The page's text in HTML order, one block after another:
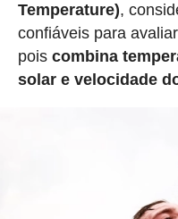
Temperature),
confiáveis para
pois combina
solar e velocidade